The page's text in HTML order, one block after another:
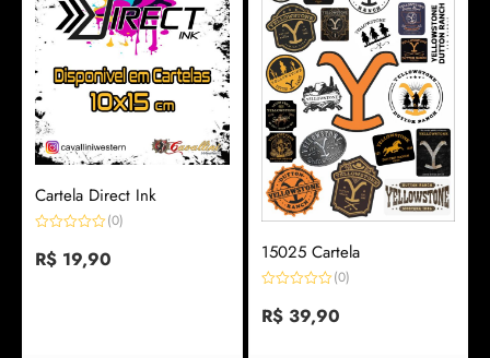
Cartela Direct Ink
0
de
(0)
R$ 19,90 15025 Cartela
0
de
(0)
R$39,90